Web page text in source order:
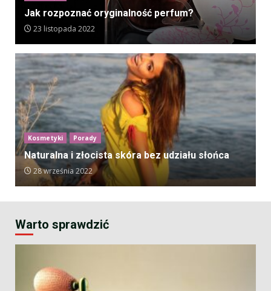
Jak rozpoznać oryginalność perfum?
23 listopada 2022
Kosmetyki Porady
Naturalna i złocista skóra bez udziału słońca
28 września 2022
Warto sprawdzić